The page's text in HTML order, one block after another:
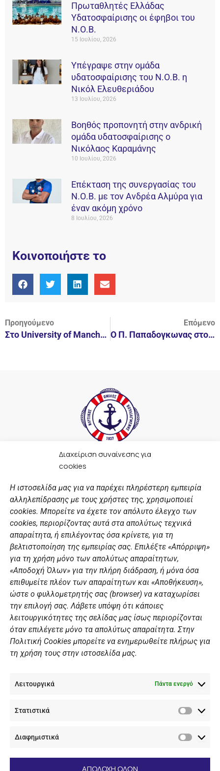
Διαχείριση συναίνεσης για
cookies
Η ιστοσελίδα μας για να παρέχει πληρέστερη εμπειρία
αλληλεπίδρασης με τους χρήστες της, χρησιμοποιεί
cookies. Μπορείτε να έχετε τον απόλυτο έλεγχο των
cookies, περιορίζοντας αυτά στα απολύτως τεχνικά
απαραίτητα, ή επιλέγοντας όσα κρίνετε, για τη
βελτιστοποίηση της εμπειρίας σας. Επιλέξτε «Απόρριψη»
για τη χρήση μόνο των απολύτως απαραίτητων,
«Αποδοχή Όλων» για την πλήρη διάδραση, ή μόνα όσα
επιθυμείτε πλέον των απαραίτητων και «Αποθήκευση»,
ώστε ο φυλλομετρητής σας (browser) να καταχωρίσει
την επιλογή σας. Λάβετε υπόψη ότι κάποιες
λειτουργικότητες της σελίδας μας ίσως περιορίζονται
όταν επιλέγετε μόνο τα απολύτως απαραίτητα. Στην
Πολιτική Cookies μπορείτε να ενημερωθείτε πλήρως για
τη χρήση τους στην ιστοσελίδα μας.
Λειτουργικά Πάντα ενεργό
Στατιστικά
Διαφημιστικά
ΑΠΟΔΟΧΗ ΟΛΩΝ
Πρωταθλητές Ελλάδας
Υδατοσφαίρισης οι έφηβοι του
Ν.Ο.Β.
15 Ιουλίου, 2026
Υπέγραψε στην ομάδα
υδατοσφαίρισης του Ν.Ο.Β. η
Νικόλ Ελευθεριάδου
13 Ιουλίου, 2026
Βοηθός προπονητή στην ανδρική
ομάδα υδατοσφαίρισης ο
Νικόλαος Καραμάνης
10 Ιουλίου, 2026
Επέκταση της συνεργασίας του
Ν.Ο.Β. με τον Ανδρέα Αλμύρα για
έναν ακόμη χρόνο
8 Ιουλίου, 2026
Κοινοποιήστε το
Προηγούμενο
Στο University of Manchester ο Λευτέρης!
Επόμενο
Ο Π. Παπαδογκωνας στον ΝΟΒ
F
a
e
b
o
o
k
t
a
g
r
a
m
t
u
b
e
n
k
e
d
i
n
ΣΎΝΔΕΣΜΟΙ
Αθλητικές σχολές
Διάπλους
Χορηγοί
Summer Camp
ΠΡΟΣΩΠΙΚΑ ΔΕΔΟΜΕΝΑ
Πολιτική Ιστοσελίδας
Πολιτική Cookies Iστοσελίδας
Γενική Πολιτική ΝΟΒ
Ενημέρωση Summer Camp
ΕΠΙΚΟΙΝΩΝΊΑ
+30 210 89 62 416